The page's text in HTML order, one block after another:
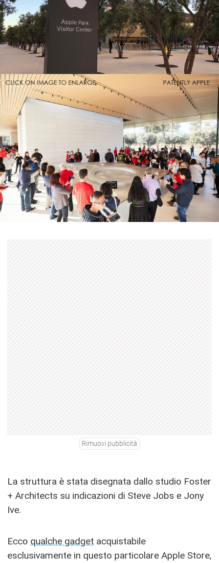
Rimuovi pubblicità
La struttura è stata disegnata dallo studio Foster
+ Architects su indicazioni di Steve Jobs e Jony
Ive.
Ecco qualche gadget acquistabile
esclusivamente in questo particolare Apple Store,